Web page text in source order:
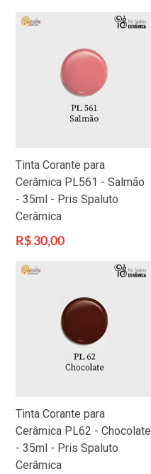
Tinta Corante para
Cerâmica PL561 - Salmão
- 35ml - Pris Spaluto
Cerâmica
Preço
R$ 30,00
Tinta Corante para
Cerâmica PL62 - Chocolate
- 35ml - Pris Spaluto
Cerâmica